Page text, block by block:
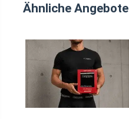
Ähnliche Angebote